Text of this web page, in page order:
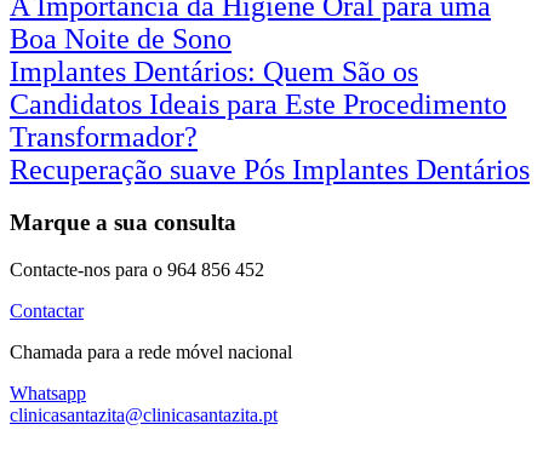
Boa Noite de Sono
Implantes Dentários: Quem São os
Candidatos Ideais para Este Procedimento
Transformador?
Recuperação suave Pós Implantes Dentários
Marque a sua consulta
Contacte-nos para o 964 856 452
Contactar
Chamada para a rede móvel nacional
Whatsapp
clinicasantazita@clinicasantazita.pt